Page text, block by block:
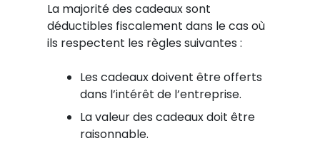
La majorité des cadeaux sont
déductibles fiscalement dans le cas où
ils respectent les règles suivantes :
Les cadeaux doivent être offerts
dans l’intérêt de l’entreprise.
La valeur des cadeaux doit être
raisonnable.